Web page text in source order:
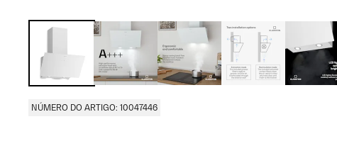
NÚMERO DO ARTIGO: 10047446